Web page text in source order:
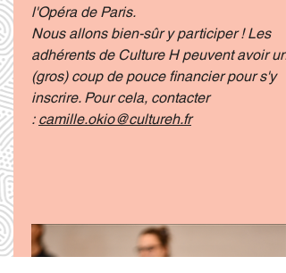
l'Opéra de Paris.
Nous allons bien-sûr y participer ! Les
adhérents de Culture H peuvent avoir un
(gros) coup de pouce financier pour s'y
inscrire. Pour cela, contacter
: camille.okio@cultureh.fr